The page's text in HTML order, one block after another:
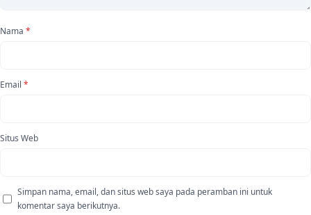
Nama *
Email *
Situs Web
Simpan nama, email, dan situs web saya pada peramban ini untuk
komentar saya berikutnya.